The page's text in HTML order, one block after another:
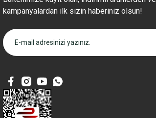
kampanyalardan ilk sizin haberiniz olsun!